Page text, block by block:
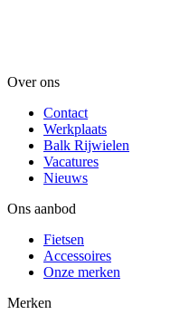
Over ons
Contact
Werkplaats
Balk Rijwielen
Vacatures
Nieuws
Ons aanbod
Fietsen
Accessoires
Onze merken
Merken